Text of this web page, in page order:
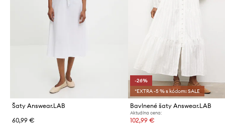
Šaty Answear.LAB
60,99 €
-26%
*EXTRA -5 % s kódom: SALE
Bavlnené šaty Answear.LAB
Aktuálna cena:
102,99 €